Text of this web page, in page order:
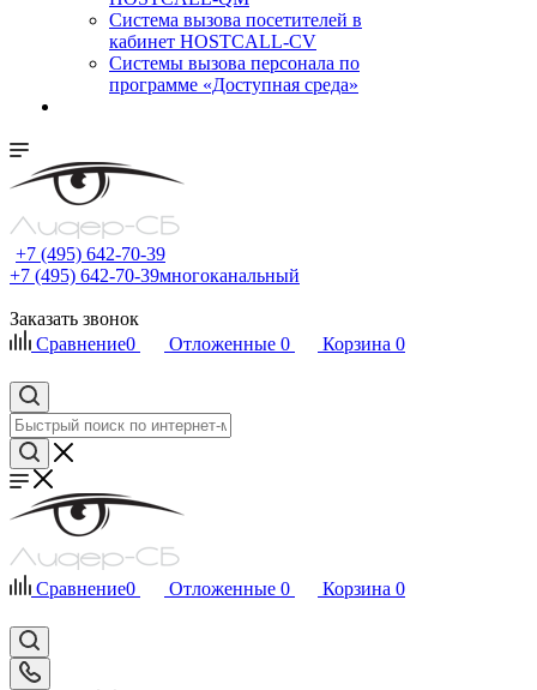
Cистема вызова посетителей в
кабинет HOSTCALL-CV
Системы вызова персонала по
программе «Доступная среда»
+7 (495) 642-70-39
+7 (495) 642-70-39многоканальный
Заказать звонок
Сравнение0 Отложенные 0 Корзина 0
Сравнение0 Отложенные 0 Корзина 0